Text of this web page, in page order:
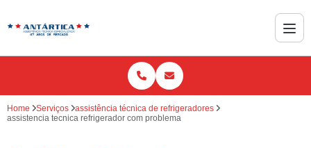
Home Serviços
assistência técnica de refrigeradores
assistencia tecnica refrigerador com problema